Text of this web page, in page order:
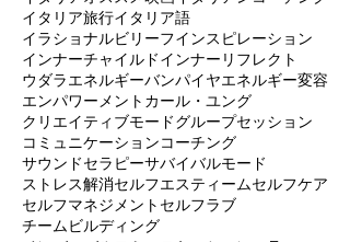
アーティストのためのシェルター
イタリアオススメ映画 イタリアンコーチング
イタリア旅行イタリア語
イラショナルビリーフインスピレーション
インナーチャイルドインナーリフレクト
ウダラエネルギーバンパイヤ エネルギー変容
エンパワーメント カール・ユング
クリエイティブモードグループセッション
コミュニケーション コーチング
サウンドセラピー サバイバルモード
ストレス解消 セルフエスティーム